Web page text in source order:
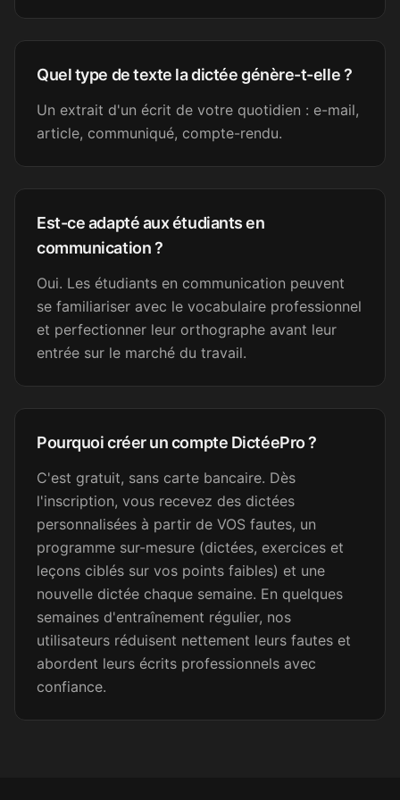
LA Loïc A.
Psychologue
Camille C.
Nélia
Secrétaire médicale
SB
Secrétaire médicale
Merci beaucoup !
EL Emma L.
Secrétaire médicale
Efficace pour s'améliorer... je
m'entraîne tous les jours.
Quel type de texte la dictée génère-t-elle ?
Un extrait d'un écrit de votre quotidien : e-mail,
article, communiqué, compte-rendu.
Est-ce adapté aux étudiants en
communication ?
Oui. Les étudiants en communication peuvent
se familiariser avec le vocabulaire professionnel
et perfectionner leur orthographe avant leur
entrée sur le marché du travail.
Pourquoi créer un compte DictéePro ?
C'est gratuit, sans carte bancaire. Dès
l'inscription, vous recevez des dictées
personnalisées à partir de VOS fautes, un
programme sur-mesure (dictées, exercices et
leçons ciblés sur vos points faibles) et une
nouvelle dictée chaque semaine. En quelques
semaines d'entraînement régulier, nos
utilisateurs réduisent nettement leurs fautes et
abordent leurs écrits professionnels avec
confiance.